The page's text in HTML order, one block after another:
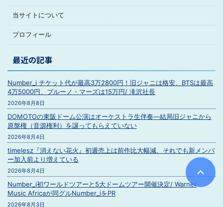
当サイトについて
プロフィール
最近の記事
Number_i チケット代が最高3万2800円！旧ジャニは格安、BTSは最高
4万5000円、ブルーノ・マーズは15万円/ 滝沢社長
2026年8月8日
DOMOTOの東阪ドーム公演はオーケストラ生伴奏―結局旧ジャニから
原盤権（音源権利）を譲ってもらえていない
2026年8月4日
timelesz『消えない花火』初週売上は前作比大幅減、それでも新メンバ
ー加入前より増えている
2026年8月4日
Number_i初ワールドツアーと5大ドームツアー開催決定/ Warner
Music Africaが同グルNumber_iをPR
2026年8月3日